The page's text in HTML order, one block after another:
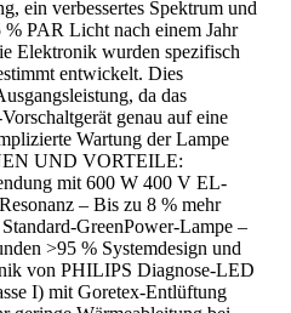
ein verbessertes Spektrum und
PAR Licht nach einem Jahr
Elektronik wurden spezifisch
entwickelt. Dies
da das
genau auf eine
Wartung der Lampe
UND VORTEILE:
mit 600 W 400 V EL-
– Bis zu 8 % mehr
GreenPower-Lampe –
>95 % Systemdesign und
von PHILIPS Diagnose-LED
I) mit Goretex-Entlüftung